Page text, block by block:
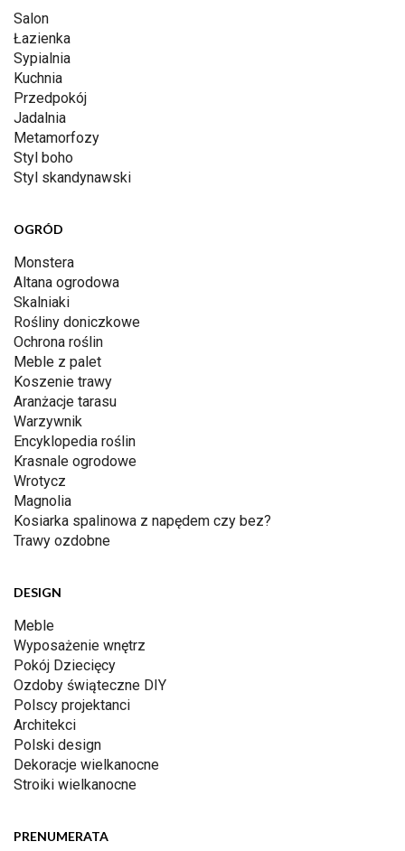
Salon
Łazienka
Sypialnia
Kuchnia
Przedpokój
Jadalnia
Metamorfozy
Styl boho
Styl skandynawski
OGRÓD
Monstera
Altana ogrodowa
Skalniaki
Rośliny doniczkowe
Ochrona roślin
Meble z palet
Koszenie trawy
Aranżacje tarasu
Warzywnik
Encyklopedia roślin
Krasnale ogrodowe
Wrotycz
Magnolia
Kosiarka spalinowa z napędem czy bez?
Trawy ozdobne
DESIGN
Meble
Wyposażenie wnętrz
Pokój Dziecięcy
Ozdoby świąteczne DIY
Polscy projektanci
Architekci
Polski design
Dekoracje wielkanocne
Stroiki wielkanocne
PRENUMERATA